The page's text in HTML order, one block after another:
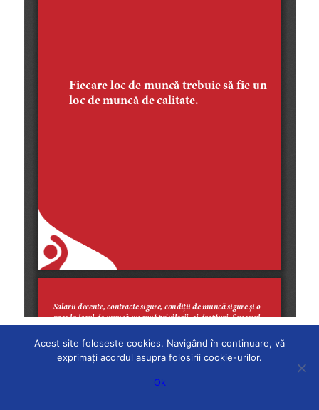
Acest site foloseste cookies. Navigând în continuare, vă
exprimați acordul asupra folosirii cookie-urilor.
Ok